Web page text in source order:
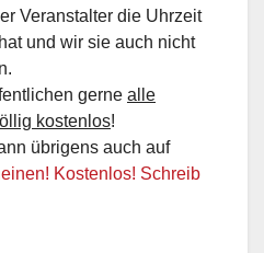
Veranstalter die Uhrzeit
und wir sie auch nicht
gerne alle
kostenlos!
übrigens auch auf
Kostenlos! Schreib